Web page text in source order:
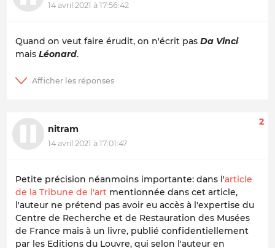
14 avril 2021 à 17:56:42
Quand on veut faire érudit, on n'écrit pas Da Vinci
mais Léonard.
nitram
14 avril 2021 à 17:01:47
2
Petite précision néanmoins importante: dans l'article
de la Tribune de l'art mentionnée dans cet article,
l'auteur ne prétend pas avoir eu accès à l'expertise du
Centre de Recherche et de Restauration des Musées
de France mais à un livre, publié confidentiellement
par les Editions du Louvre, qui selon l'auteur en